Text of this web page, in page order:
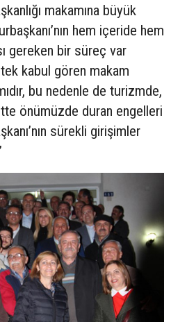
makamına büyük
hem içeride hem
gereken bir süreç var
kabul gören makam
bu nedenle de turizmde,
önümüzde duran engelleri
sürekli girişimler